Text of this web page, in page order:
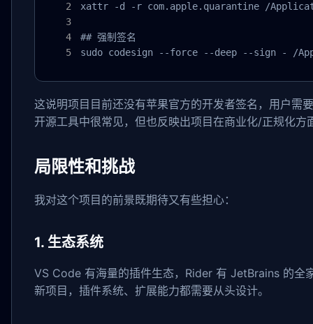
xattr -d -r com.apple.quarantine /
## 强制签名
sudo codesign --force --deep --sign - /
这说明项目目前还没有苹果官方的开发者签名，用户需
开源工具中很常见，但也反映出项目在商业化/正规化方
局限性和挑战
我对这个项目的前景既期待又有些担心：
1. 生态系统
VS Code 有海量的插件生态，Rider 有 JetBrains 的全
新项目，插件系统、扩展能力都需要从头设计。